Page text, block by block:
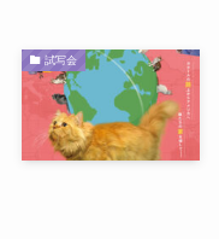
試写会